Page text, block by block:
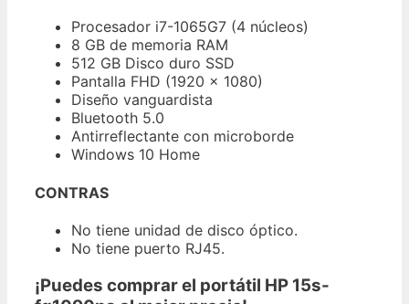
Procesador i7-1065G7 (4 núcleos)
8 GB de memoria RAM
512 GB Disco duro SSD
Pantalla FHD (1920 x 1080)
Diseño vanguardista
Bluetooth 5.0
Antirreflectante con microborde
Windows 10 Home
CONTRAS
No tiene unidad de disco óptico.
No tiene puerto RJ45.
¡Puedes comprar el portátil HP 15s-